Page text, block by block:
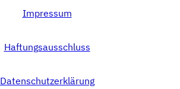
Impressum
Haftungsausschluss
Datenschutzerklärung